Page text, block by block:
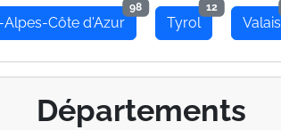
Alpes-Côte d'Azur
98
Tyrol
12
Valais
Départements